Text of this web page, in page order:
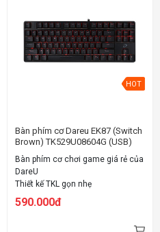
HOT
Bàn phím cơ Dareu EK87 (Switch
Brown) TK529U08604G (USB)
Bàn phím cơ chơi game giá rẻ của
DareU
Thiết kế TKL gọn nhẹ
Sử dụng Switch "D" cho cảm giác
gõ tốt
590.000đ